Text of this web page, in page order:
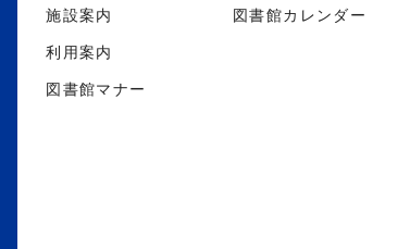
施設案内
利用案内
図書館マナー
図書館カレンダー